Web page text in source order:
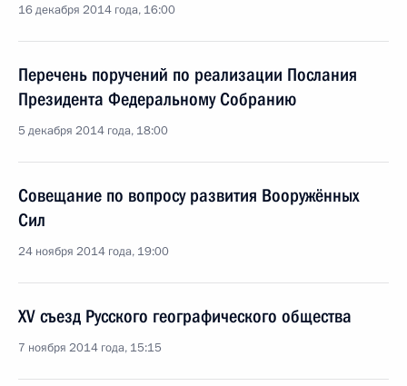
16 декабря 2014 года, 16:00
Перечень поручений по реализации Послания
Президента Федеральному Собранию
5 декабря 2014 года, 18:00
Совещание по вопросу развития Вооружённых
Сил
24 ноября 2014 года, 19:00
XV съезд Русского географического общества
7 ноября 2014 года, 15:15